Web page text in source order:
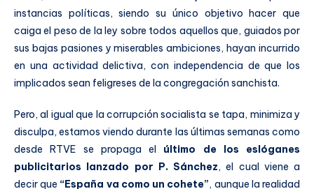
instancias políticas, siendo su único objetivo hacer que
caiga el peso de la ley sobre todos aquellos que, guiados por
sus bajas pasiones y miserables ambiciones, hayan incurrido
en una actividad delictiva, con independencia de que los
implicados sean feligreses de la congregación sanchista.
Pero, al igual que la corrupción socialista se tapa, minimiza y
disculpa, estamos viendo durante las últimas semanas como
desde RTVE se propaga el último de los eslóganes
publicitarios lanzado por P. Sánchez, el cual viene a
decir que “España va como un cohete”, aunque la realidad